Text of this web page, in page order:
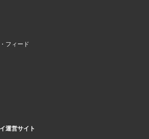
フィード
運営サイト